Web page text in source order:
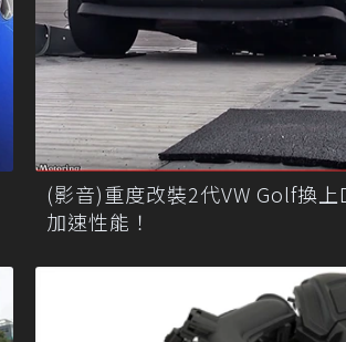
(影音)重度改裝2代VW Golf換上
加速性能！